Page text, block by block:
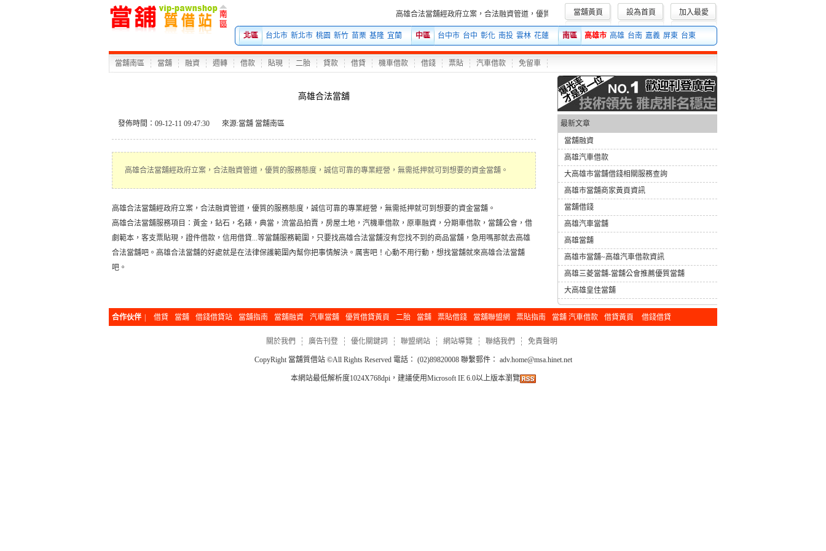
高雄合法當舖經政府立案，合法融資管道，優質的服務態度，誠信可靠的專業經營，無需抵押就可到想要的資金當舖。
當舖黃頁 設為首頁 加入最愛
北區 台北市 新北市 桃園 新竹 苗栗 基隆 宜蘭 中區 台中市 台中 彰化 南投 雲林 花蓮 南區 高雄市 高雄 台南 嘉義 屏東 台東
當舖南區 當舖 融資 週轉 借款 貼現 二胎 貸款 借貸 機車借款 借錢 票貼 汽車借款 免留車
高雄合法當舖
發佈時間：09-12-11 09:47:30 來源:當舖 當舖南區
高雄合法當舖經政府立案，合法融資管道，優質的服務態度，誠信可靠的專業經營，無需抵押就可到想要的資金當舖。
高雄合法當舖經政府立案，合法融資管道，優質的服務態度，誠信可靠的專業經營，無需抵押就可到想要的資金當舖。
高雄合法當舖服務項目：黃金，鉆石，名錶，典當，流當品拍賣，房屋土地，汽機車借款，原車融資，分期車借款，當舖公會，借
劇範本，客支票貼現，證件借款，信用借貸...等當舖服務範圍，只要找高雄合法當舖沒有您找不到的商品當舖，急用嗎那就去高雄
合法當舖吧。高雄合法當舖的好處就是在法律保護範圍內幫你把事情解決。厲害吧！心動不用行動，想找當舖就來高雄合法當舖
吧。
最新文章
當舖融資
高雄汽車借款
大高雄市當舖借錢相關服務查詢
高雄市當舖商家黃頁資訊
當舖借錢
高雄汽車當舖
高雄當舖
高雄市當舖~高雄汽車借款資訊
高雄三菱當舖-當舖公會推薦優質當舖
大高雄皇佳當舖
合作伙伴 借貸 當舖 借錢借貸站 當舖指南 當舖融資 汽車當舖 優質借貸黃頁 二胎 當舖 票貼借錢 當舖聯盟網 票貼指南 當舖 汽車借款 借貸黃頁 借錢借貸
關於我們 廣告刊登 優化關鍵詞 聯盟網站 網站導覽 聯絡我們 免責聲明
CopyRight當舖質借站 ©All Rights Reserved 電話： (02)89820008 聯繫郵件： adv.home@msa.hinet.net
本網站最低解析度1024X768dpi，建議使用Microsoft IE 6.0以上版本瀏覽